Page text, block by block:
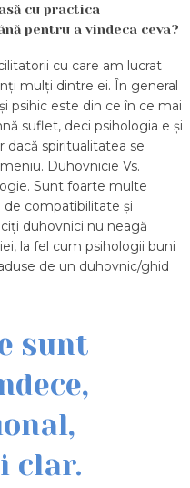
cu practica
pentru a vindeca ceva?
cu care am lucrat
mulți dintre ei. În general
psihic este din ce în ce mai
suflet, deci psihologia e și
dacă spiritualitatea se
Duhovnicie Vs.
Sunt foarte multe
compatibilitate și
duhovnici nu neagă
la fel cum psihologii buni
de un duhovnic/ghid
sunt
clar.